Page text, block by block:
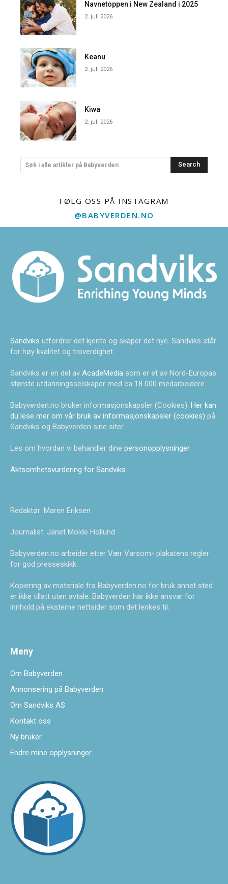
Navnetoppen i New Zealand i 2025
2. juli 2026
Keanu
2. juli 2026
Kiwa
2. juli 2026
Søk i alle artikler på Babyverden Search
FØLG OSS PÅ INSTAGRAM
@BABYVERDEN.NO
Sandviks utfordrer det kjente og skaper det nye. Sandviks står
for høy kvalitet og troverdighet.
Sandviks er en del av AcadeMedia som er et av Nord-Europas
største utdanningsselskaper med ca 18 000 medarbeidere.
Babyverden.no bruker informasjonskapsler (Cookies). Her kan
du lese mer om vår bruk av informasjonskapsler (cookies) på
Sandviks og Babyverden sine siter.
Les om hvordan vi behandler dine personopplysninger.
Aktsomhetsvurdering for Sandviks.
Redaktør: Maren Eriksen
Journalist: Janet Molde Hollund
Babyverden.no arbeider etter Vær Varsom- plakatens regler
for god presseskikk.
Kopiering av materiale fra Babyverden.no for bruk annet sted
er ikke tillatt uten avtale. Babyverden har ikke ansvar for
innhold på eksterne nettsider som det lenkes til.
Meny
Om Babyverden
Annonsering på Babyverden
Om Sandviks AS
Kontakt oss
Ny bruker
Endre mine opplysninger